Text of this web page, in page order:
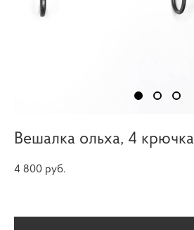
Вешалка ольха, 4 крючка
4 800 pуб.